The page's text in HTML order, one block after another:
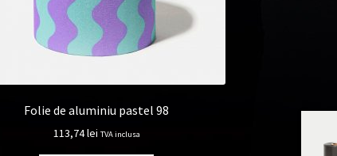
Folie de aluminiu pastel 98
113,74lei TVA inclusa